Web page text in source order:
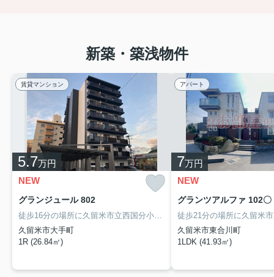
新築・築浅物件
賃貸マンション
5.7万円
NEW
グランジュール 802
徒歩16分の場所に久留米市立西国分小学校があります。室内設備は洗面化粧台・浴室乾燥機など大変充実しております。不審者対策として心強い防犯カメラが備えられています。二口コンロが付いた物件です。西鉄大牟田線西鉄久留米駅近辺で、不動産に関する事でお困りなら、まずは0942-34-7755からお部屋倶楽部までお気軽にご連絡ください。
久留米市大手町
1R (26.84㎡)
アパート
7万円
NEW
グランツアルファ 102〇
久留米市東合川町
1LDK (41.93㎡)